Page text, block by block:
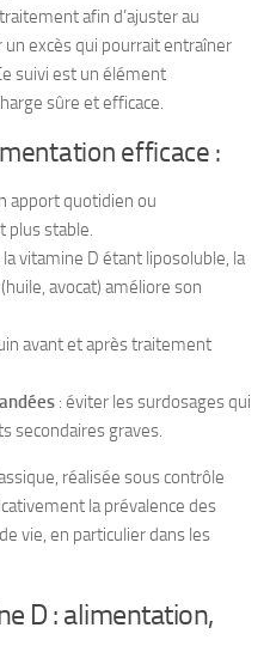
afin d’ajuster au
excès qui pourrait entraîner
suivi est un élément
sûre et efficace.
efficace :
apport quotidien ou
plus stable.
la vitamine D étant liposoluble, la
avocat) améliore son
avant et après traitement
: éviter les surdosages qui
secondaires graves.
réalisée sous contrôle
la prévalence des
vie, en particulier dans les
D : alimentation,